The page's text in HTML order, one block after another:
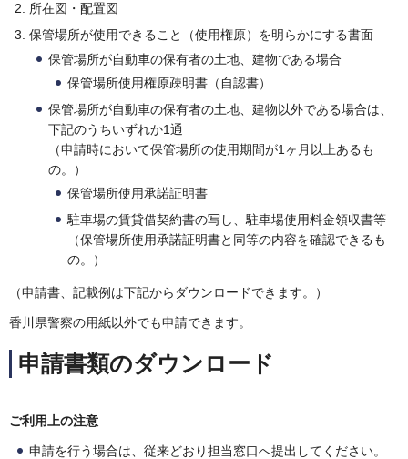
所在図・配置図
保管場所が使用できること（使用権原）を明らかにする書面
保管場所が自動車の保有者の土地、建物である場合
保管場所使用権原疎明書（自認書）
保管場所が自動車の保有者の土地、建物以外である場合は、
下記のうちいずれか1通
（申請時において保管場所の使用期間が1ヶ月以上あるも
の。）
保管場所使用承諾証明書
駐車場の賃貸借契約書の写し、駐車場使用料金領収書等
（保管場所使用承諾証明書と同等の内容を確認できるも
の。）
（申請書、記載例は下記からダウンロードできます。）
香川県警察の用紙以外でも申請できます。
申請書類のダウンロード
ご利用上の注意
申請を行う場合は、従来どおり担当窓口へ提出してください。